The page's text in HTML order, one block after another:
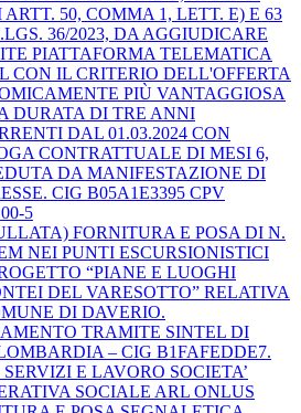
50, COMMA 1, LETT. E) E 63
36/2023, DA AGGIUDICARE
PIATTAFORMA TELEMATICA
CON IL CRITERIO DELL'OFFERTA
PIÙ VANTAGGIOSA
DURATA DI TRE ANNI
DAL 01.03.2024 CON
CONTRATTUALE DI MESI 6,
DA MANIFESTAZIONE DI
CIG B05A1E3395 CPV
5
FORNITURA E POSA DI N.
NEI PUNTI ESCURSIONISTICI
“PIANE E LUOGHI
DEL VARESOTTO” RELATIVA
DI DAVERIO.
TRAMITE SINTEL DI
– CIG B1FAFEDDE7.
E LAVORO SOCIETA’
SOCIALE ARL ONLUS